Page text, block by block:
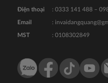
Điện thoại : 0333 141 488 –
Email :
MST : 0108302849